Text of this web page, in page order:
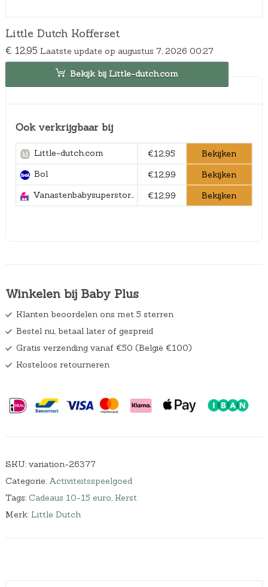
Little Dutch Kofferset
€ 12,95 Laatste update op augustus 7, 2026 00:27
Bekijk bij Little-dutch.com
Ook verkrijgbaar bij
Little-dutch.com €12,95
Bekijken
Bol
€12,99
Bekijken
Vanastenbabysuperstore.nl
€12,99 Bekijken
Winkelen bij Baby Plus
Klanten beoordelen ons met 5 sterren
Bestel nu, betaal later of gespreid
Gratis verzending vanaf €50 (België €100)
Kosteloos retourneren
SKU: variation-26377
Categorie: Activiteitsspeelgoed
Tags: Cadeaus 10-15 euro, Kerst
Merk: Little Dutch